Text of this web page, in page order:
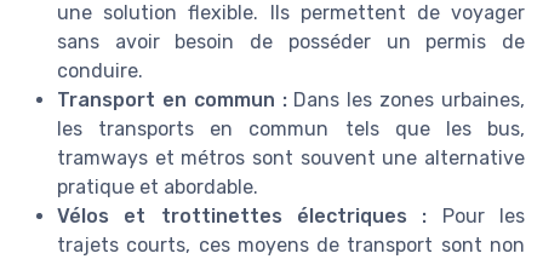
une solution flexible. Ils permettent de voyager
sans avoir besoin de posséder un permis de
conduire.
Transport en commun :Dans les zones urbaines,
les transports en commun tels que les bus,
tramways et métros sont souvent une alternative
pratique et abordable.
Vélos et trottinettes électriques : Pour les
trajets courts, ces moyens de transport sont non